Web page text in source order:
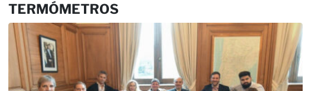
TERMÓMETROS